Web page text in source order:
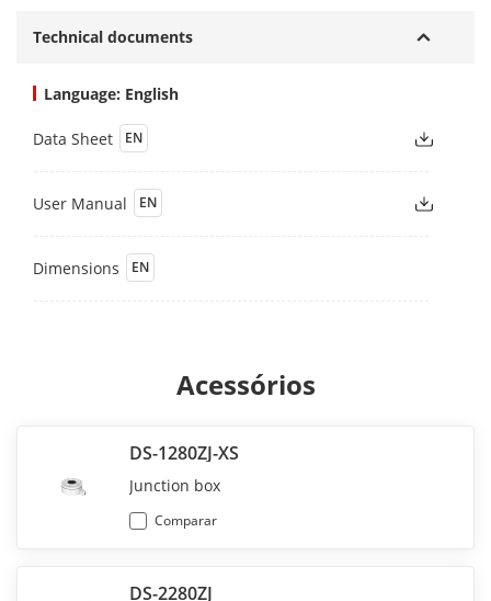
Technical documents
Language: English
Data Sheet EN
User Manual EN
Dimensions EN
Acessórios
DS-1280ZJ-XS
Junction box
Comparar
DS-2280ZJ